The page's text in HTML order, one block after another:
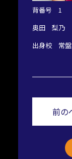
背番号 1
奥田 梨乃
出身校 常盤
前の